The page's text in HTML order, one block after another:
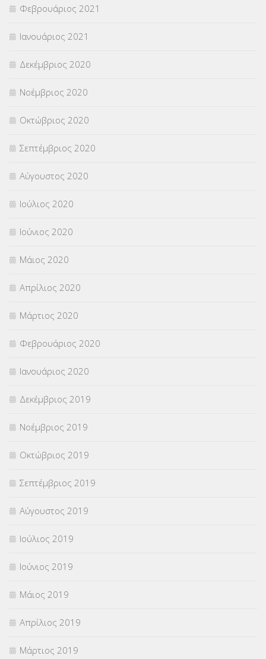
Φεβρουάριος 2021
Ιανουάριος 2021
Δεκέμβριος 2020
Νοέμβριος 2020
Οκτώβριος 2020
Σεπτέμβριος 2020
Αύγουστος 2020
Ιούλιος 2020
Ιούνιος 2020
Μάιος 2020
Απρίλιος 2020
Μάρτιος 2020
Φεβρουάριος 2020
Ιανουάριος 2020
Δεκέμβριος 2019
Νοέμβριος 2019
Οκτώβριος 2019
Σεπτέμβριος 2019
Αύγουστος 2019
Ιούλιος 2019
Ιούνιος 2019
Μάιος 2019
Απρίλιος 2019
Μάρτιος 2019